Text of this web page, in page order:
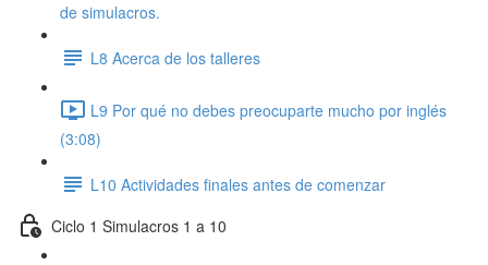
de simulacros.
L8 Acerca de los talleres
L9 Por qué no debes preocuparte mucho por inglés
(3:08)
L10 Actividades finales antes de comenzar
Ciclo 1 Simulacros 1 a 10